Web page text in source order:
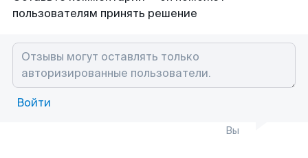
пользователям принять решение
Войти
Вы